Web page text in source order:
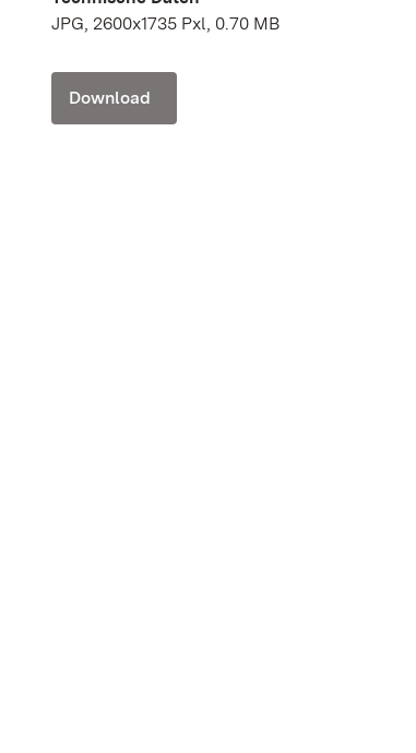
JPG, 2600x1735 Pxl, 0.70 MB
Download